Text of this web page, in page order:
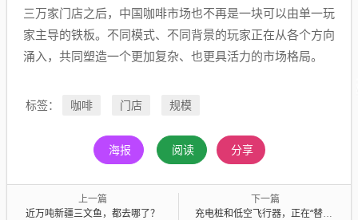
三万家门店之后，中国咖啡市场也不再是一块可以由单一玩
家主导的铁板。不同模式、不同背景的玩家正在从各个方向
涌入，共同塑造一个更加复杂、也更具活力的市场格局。
标签： 咖啡 门店 规模
海报 阅读 分享
上一篇
近万吨新疆三文鱼，都去哪了？
下一篇
充电桩和低空飞行器，正在“替代”加油站